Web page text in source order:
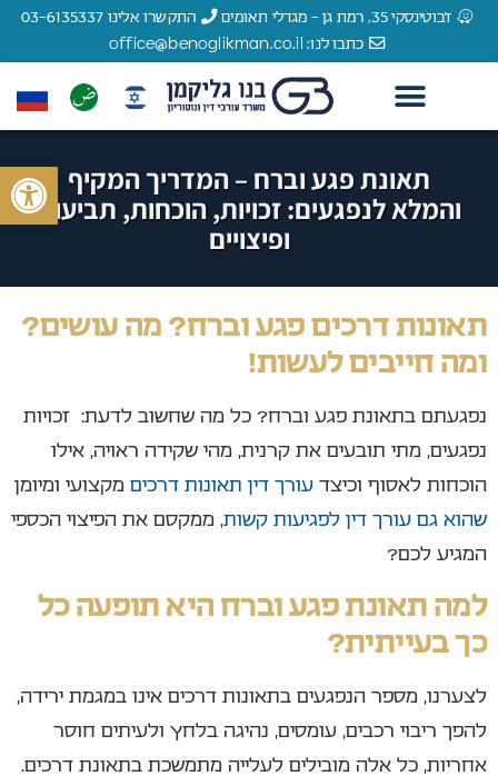
ז'בוטינסקי 35, רמת גן - מגדלי תאומים
התקשרו אלינו 03-6135337
כתבו לנו: office@benoglikman.co.il
תאונת פגע וברח – המדריך המקיף
והמלא לנפגעים: זכויות, הוכחות, תביעות
ופיצויים
תאונות דרכים פגע וברח? מה עושים?
ומה חייביםלעשות!
נפגעתם בתאונת פגע וברח? כל מה שחשוב לדעת: זכויות
נפגעים, מתי תובעים את קרנית, מהי שקידה ראויה, אילו
הוכחות לאסוף וכיצד עורך דין תאונות דרכים מקצועי ומיומן
שהוא גם עורך דין לפגיעות קשות, ממקסם את הפיצוי הכספי
המגיע לכם?
למה תאונת פגע וברח היא תופעה כל
כך בעייתית?
לצערנו, מספר הנפגעים בתאונות דרכים אינו במגמת ירידה,
להפך ריבוי רכבים, עומסים, נהיגה בלחץ ולעיתים חוסר
אחריות, כל אלה מובילים לעלייה מתמשכת בתאונת דרכים.
פתח